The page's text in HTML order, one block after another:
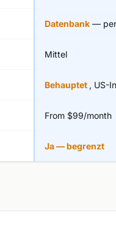
Datenbank —
Mittel
Behauptet , US-
From $99/month
Ja — begrenzt